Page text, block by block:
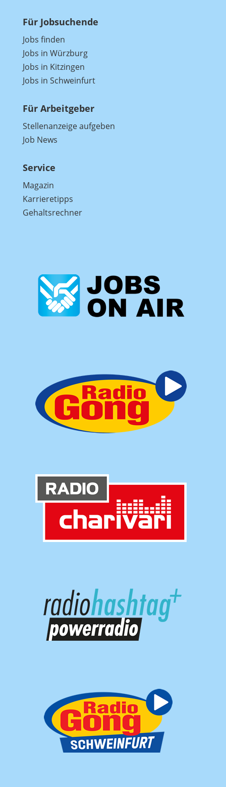
Für Jobsuchende
Jobs finden
Jobs in Würzburg
Jobs in Kitzingen
Jobs in Schweinfurt
Für Arbeitgeber
Stellenanzeige aufgeben
Job News
Service
Magazin
Karrieretipps
Gehaltsrechner